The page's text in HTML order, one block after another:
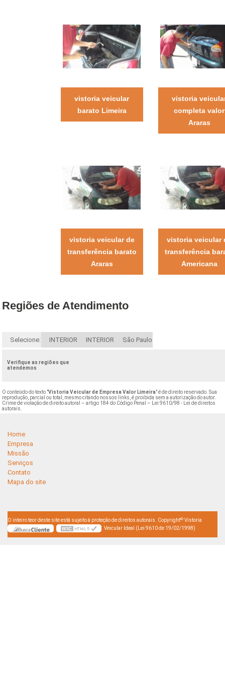
vistoria veicular
barato Limeira
vistoria
completa valor
Araras
vistoria veicular de
transferência barato
Araras
vistoria veicular
transferência
Americana
Regiões de Atendimento
Selecione: INTERIOR INTERIOR São Paulo
Verifique as regiões que
atendemos
O conteúdo do texto "Vistoria Veicular de Empresa Valor Limeira" é de direito reservado. Sua
reprodução, parcial ou total, mesmo citando nossos links, é proibida sem a autorização do autor.
Crime de violação de direito autoral – artigo 184 do Código Penal –
Lei 9610/98 - Lei de direitos
autorais
Home
Empresa
Missão
Serviços
Contato
Mapa do site
O inteiro teor deste site está sujeito à proteção de direitos autorais. Copyright© Vistoria
Veicular Ideal (Lei 9610 de 19/02/1998)